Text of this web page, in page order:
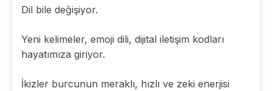
Dil bile değişiyor.
Yeni kelimeler, emoji dili, dijital iletişim kodları
hayatımıza giriyor.
İkizler burcunun meraklı, hızlı ve zeki enerjisi